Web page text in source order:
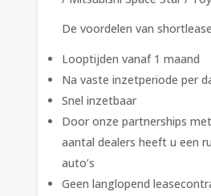
De voordelen van
Looptijden vanaf 1 maand
Na vaste inzetperiode per
Snel inzetbaar
Door onze partnerships
aantal dealers heeft u een
auto’s
Geen langlopend